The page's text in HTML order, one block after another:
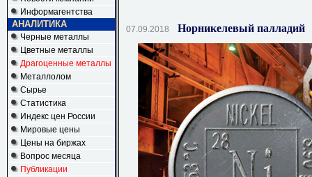
Информагентства
АНАЛИТИКА
Черные металлы
Цветные металлы
Драгоценные металлы
Металлолом
Сырье
Статистика
Индекс цен России
Мировые цены
Цены на биржах
Вопрос месяца
Публикации
07.09.2018 Норникелевый палладий